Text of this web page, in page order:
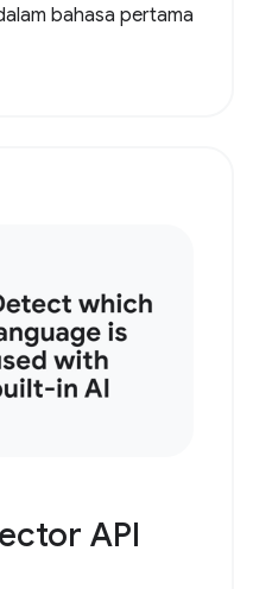
bahasa pertama
API